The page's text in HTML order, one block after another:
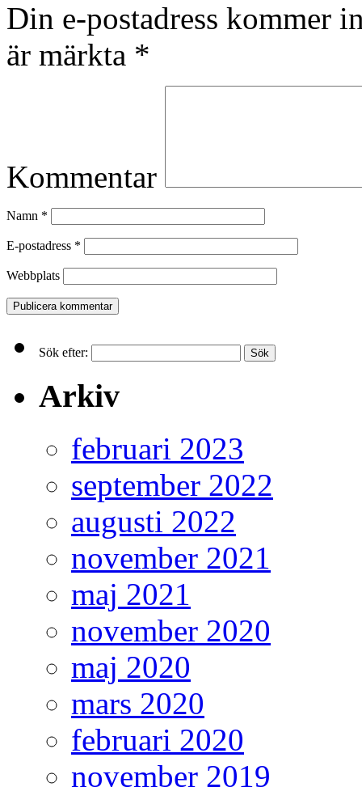
Din e-postadress kommer
är märkta *
Kommentar
Namn *
E-postadress *
Webbplats
Sök efter:
Arkiv
februari 2023
september 2022
augusti 2022
november 2021
maj 2021
november 2020
maj 2020
mars 2020
februari 2020
november 2019